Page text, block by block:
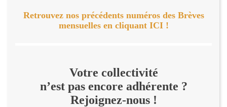
Retrouvez nos précédents numéros des Brèves
mensuelles en cliquant ICI !
Votre collectivité
n’est pas encore adhérente ?
Rejoignez-nous !